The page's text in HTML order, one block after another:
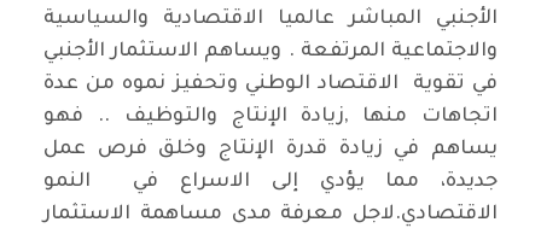
الأجنبي المباشر عالميا الاقتصادية والسياسية
والاجتماعية المرتفعة . ويساهم الاستثمار الأجنبي
في تقوية الاقتصاد الوطني وتحفيز نموه من عدة
اتجاهات منها ,زيادة الإنتاج والتوظيف .. فهو
يساهم في زيادة قدرة الإنتاج وخلق فرص عمل
جديدة، مما يؤدي إلى الاسراع في النمو
الاقتصادي.لاجل معرفة مدى مساهمة الاستثمار